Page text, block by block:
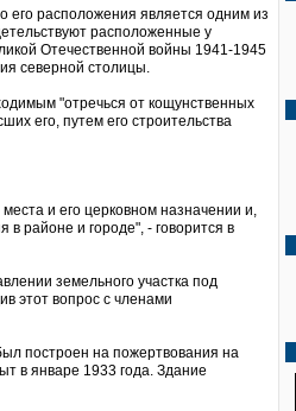
его расположения является одним из
расположенные у
Отечественной войны 1941-1945
северной столицы.
"отречься от кощунственных
его, путем его строительства
и его церковном назначении и,
в районе и городе", - говорится в
земельного участка под
этот вопрос с членами
построен на пожертвования на
в январе 1933 года. Здание